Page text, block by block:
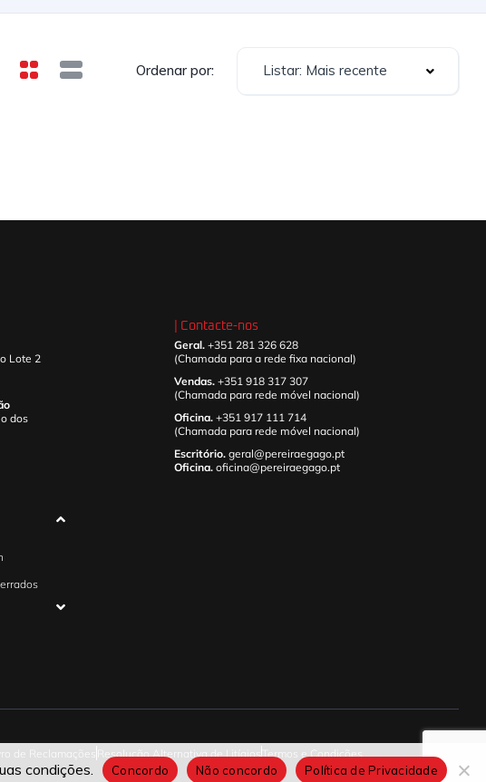
Ordenar por: Listar: Mais recente
Lote 2
dos
| Contacte-nos
Geral. +351 281 326 628
(Chamada para a rede fixa nacional)
Vendas. +351 918 317 307
(Chamada para rede móvel nacional)
Oficina. +351 917 111 714
(Chamada para rede móvel nacional)
Escritório. geral@pereiraegago.pt
Oficina. oficina@pereiraegago.pt
de Reclamações Resolução Alternativa de Litígios Termos e Condições
condições. Concordo Não concordo Política de Privacidade